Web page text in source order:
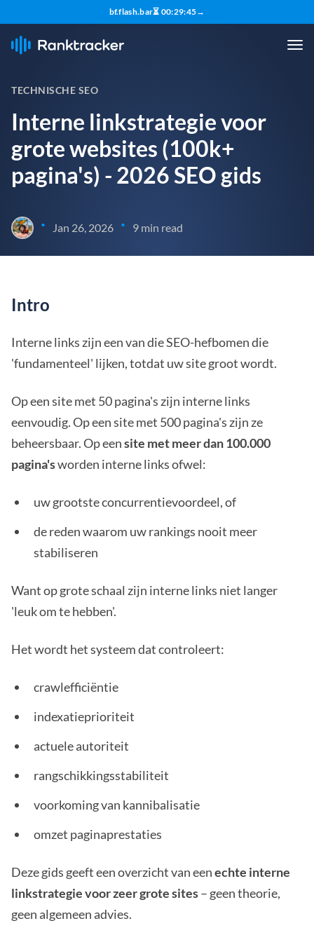
bf.flash.bar⏳ 00:29:44→
TECHNISCHE SEO
Interne linkstrategie voor
grote websites (100k+
pagina's) - 2026 SEO gids
• Jan 26, 2026 • 9 min read
Intro
Interne links zijn een van die SEO-hefbomen die
'fundamenteel' lijken, totdat uw site groot wordt.
Op een site met 50 pagina's zijn interne links
eenvoudig. Op een site met 500 pagina's zijn ze
beheersbaar. Op eensite met meer dan 100.000
pagina'sworden interne links ofwel:
uw grootste concurrentievoordeel, of
de reden waarom uw rankings nooit meer
stabiliseren
Want op grote schaal zijn interne links niet langer
'leuk om te hebben'.
Het wordt het systeem dat controleert:
crawlefficiëntie
indexatieprioriteit
actuele autoriteit
rangschikkingsstabiliteit
voorkoming van kannibalisatie
omzet paginaprestaties
Deze gids geeft een overzicht van eenechte interne
linkstrategie voor zeer grote sites– geen theorie,
geen algemeen advies.